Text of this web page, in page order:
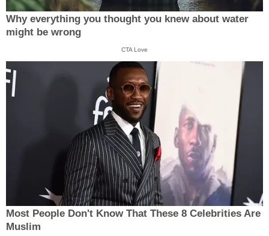
Why everything you thought you knew about water
might be wrong
CTA Love
Most People Don't Know That These 8 Celebrities Are
Muslim